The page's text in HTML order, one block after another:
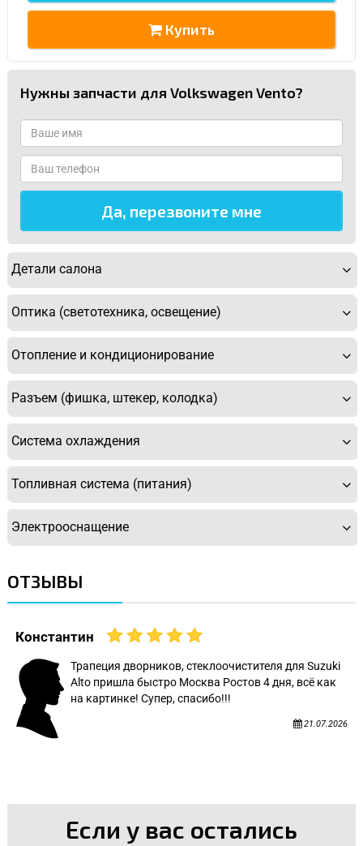
Купить
Нужны запчасти для Volkswagen Vento?
Детали салона
Оптика (светотехника, освещение)
Отопление и кондиционирование
Разъем (фишка, штекер, колодка)
Система охлаждения
Топливная система (питания)
Электрооснащение
ОТЗЫВЫ
Константин
Трапеция дворников, стеклоочистителя для Suzuki
Alto пришла быстро Москва Ростов 4 дня, всё как
на картинке! Супер, спасибо!!!
21.07.2026
Если у вас остались